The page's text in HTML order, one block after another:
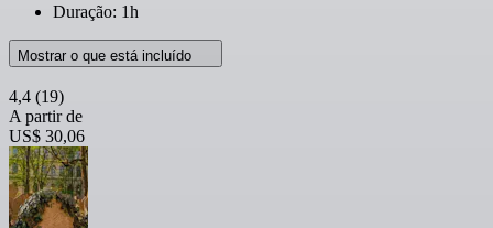
Duração: 1h
Mostrar o que está incluído
4,4 (19)
A partir de
US$ 30,06